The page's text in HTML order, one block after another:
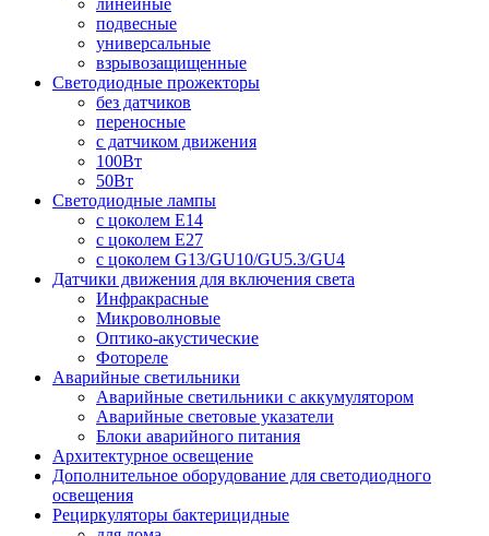
линейные
подвесные
универсальные
взрывозащищенные
Светодиодные прожекторы
без датчиков
переносные
с датчиком движения
100Вт
50Вт
Светодиодные лампы
с цоколем E14
с цоколем E27
с цоколем G13/GU10/GU5.3/GU4
Датчики движения для включения света
Инфракрасные
Микроволновые
Оптико-акустические
Фотореле
Аварийные светильники
Аварийные светильники с аккумулятором
Аварийные световые указатели
Блоки аварийного питания
Архитектурное освещение
Дополнительное оборудование для светодиодного
освещения
Рециркуляторы бактерицидные